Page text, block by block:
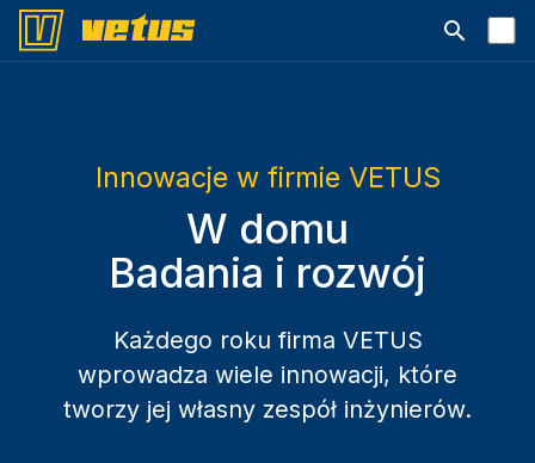
Otwórz
Innowacje w firmie VETUS
W domu
Badania i rozwój
Każdego roku firma VETUS
wprowadza wiele innowacji, które
tworzy jej własny zespół inżynierów.